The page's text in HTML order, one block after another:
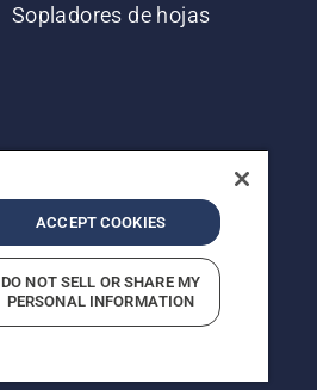
Sopladores de hojas
ACCEPT COOKIES
DO NOT SELL OR SHARE MY
PERSONAL INFORMATION